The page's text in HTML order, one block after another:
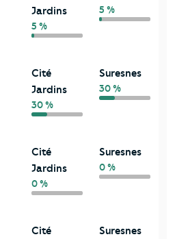
Jardins
5 %
5 %
Cité
Jardins
30 %
Suresnes
30 %
Cité
Jardins
0 %
Suresnes
0 %
Cité
Suresnes